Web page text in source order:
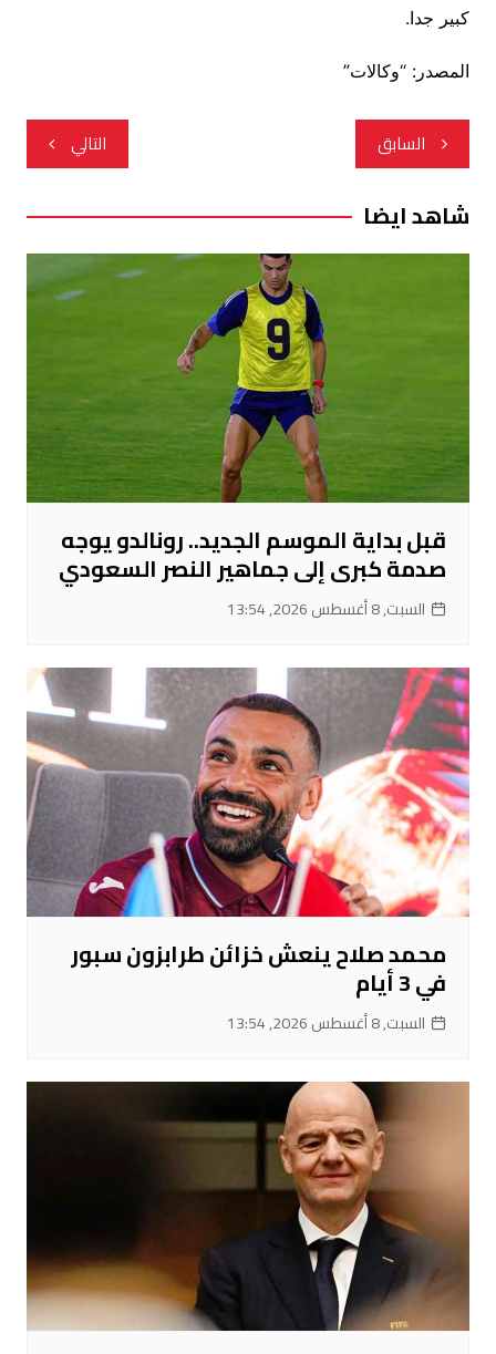
كبير جدا.
المصدر: “وكالات”
تصفّح
المقالات
السابق التالي
شاهد ايضا
قبل بداية الموسم الجديد.. رونالدو يوجه
صدمة كبرى إلى جماهير النصر السعودي
السبت, 8 أغسطس 2026, 13:54
محمد صلاح ينعش خزائن طرابزون سبور
في 3 أيام
السبت, 8 أغسطس 2026, 13:54